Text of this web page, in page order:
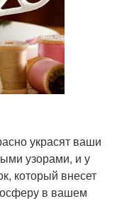
украсят ваши
узорами, и у
который внесет
в вашем